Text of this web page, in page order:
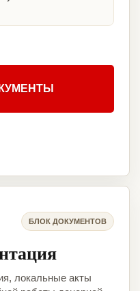
БЛОК ДОКУМЕНТОВ
локальные акты